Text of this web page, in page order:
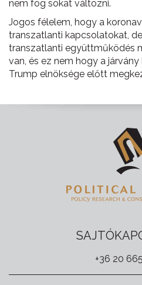
nem fog sokat változni.
Jogos félelem, hogy a
transzatlanti kapcsolatokat,
transzatlanti együttműködés
van, és ez nem hogy a
Trump elnöksége előtt
+36 20